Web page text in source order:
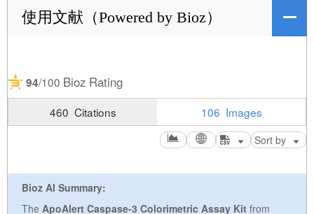
使用文献（Powered by Bioz）